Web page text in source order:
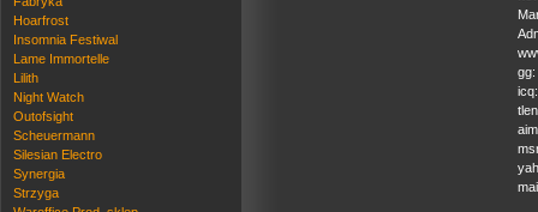
Hoarfrost
Insomnia Festiwal
Lame Immortelle
Lilith
Night Watch
Outofsight
Scheuermann
Silesian Electro
Synergia
Strzyga
gg: